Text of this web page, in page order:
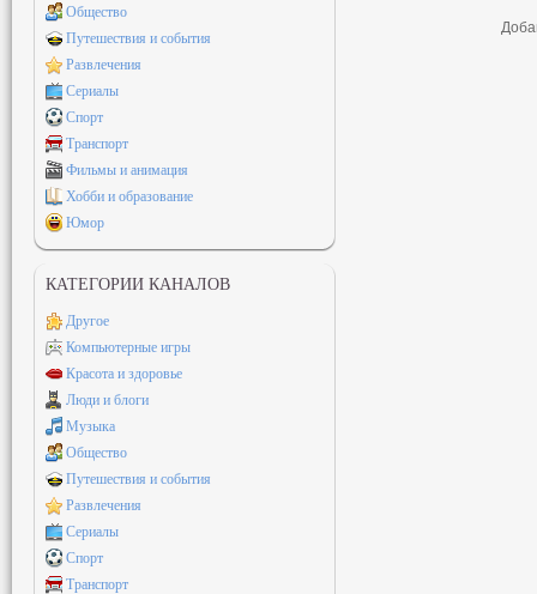
Общество
Путешествия и события
Развлечения
Сериалы
Спорт
Транспорт
Фильмы и анимация
Хобби и образование
Юмор
КАТЕГОРИИ КАНАЛОВ
Другое
Компьютерные игры
Красота и здоровье
Люди и блоги
Музыка
Общество
Путешествия и события
Развлечения
Сериалы
Спорт
Транспорт